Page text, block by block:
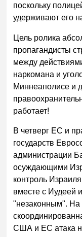
поскольку
удерживают его
Цель ролика
пропагандисты
между
наркомана и
Миннеаполисе и
работает!
В четверг ЕС и
государств
администрации
осуждающими
контроль
вместе с Иудеей
"незаконным". На
США и ЕС атака